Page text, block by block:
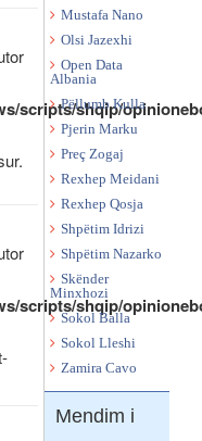
scripts/shqip/
scripts/shqip/
Mustafa Nano
Olsi Jazexhi
Open Data
Albania
Pëllumb Kulla
Pjerin Marku
Preç Zogaj
Rexhep Meidani
Rexhep Qosja
Shpëtim Idrizi
Shpëtim Nazarko
Skënder
Minxhozi
Sokol Balla
Sokol Lleshi
Zamira Cavo
Mendim i